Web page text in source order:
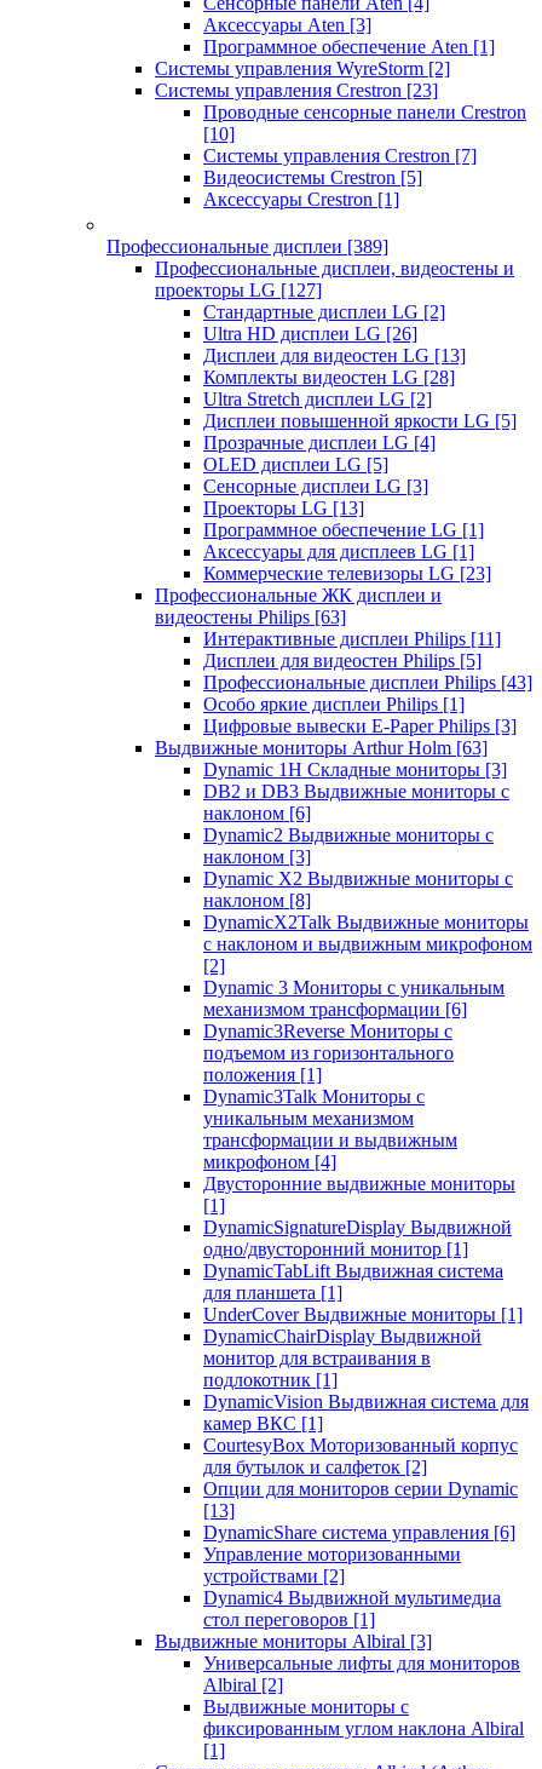
Аксессуары Aten [3]
Программное обеспечение Aten [1]
Системы управления WyreStorm [2]
Системы управления Crestron [23]
Проводные сенсорные панели Crestron
[10]
Системы управления Crestron [7]
Видеосистемы Crestron [5]
Аксессуары Crestron [1]
Профессиональные дисплеи [389]
Профессиональные дисплеи, видеостены и
проекторы LG [127]
Стандартные дисплеи LG [2]
Ultra HD дисплеи LG [26]
Дисплеи для видеостен LG [13]
Комплекты видеостен LG [28]
Ultra Stretch дисплеи LG [2]
Дисплеи повышенной яркости LG [5]
Прозрачные дисплеи LG [4]
OLED дисплеи LG [5]
Сенсорные дисплеи LG [3]
Проекторы LG [13]
Программное обеспечение LG [1]
Аксессуары для дисплеев LG [1]
Коммерческие телевизоры LG [23]
Профессиональные ЖК дисплеи и
видеостены Philips [63]
Интерактивные дисплеи Philips [11]
Дисплеи для видеостен Philips [5]
Профессиональные дисплеи Philips [43]
Особо яркие дисплеи Philips [1]
Цифровые вывески E-Paper Philips [3]
Выдвижные мониторы Arthur Holm [63]
Dynamic 1Н Складные мониторы [3]
DB2 и DB3 Выдвижные мониторы с
наклоном [6]
Dynamic2 Выдвижные мониторы с
наклоном [3]
Dynamic X2 Выдвижные мониторы с
наклоном [8]
DynamicX2Talk Выдвижные мониторы
с наклоном и выдвижным микрофоном
[2]
Dynamic 3 Мониторы с уникальным
механизмом трансформации [6]
Dynamic3Reverse Мониторы с
подъемом из горизонтального
положения [1]
Dynamic3Talk Мониторы с
уникальным механизмом
трансформации и выдвижным
микрофоном [4]
Двусторонние выдвижные мониторы
[1]
DynamicSignatureDisplay Выдвижной
одно/двусторонний монитор [1]
DynamicTabLift Выдвижная система
для планшета [1]
UnderCover Выдвижные мониторы [1]
DynamicChairDisplay Выдвижной
монитор для встраивания в
подлокотник [1]
DynamicVision Выдвижная система для
камер ВКС [1]
CourtesyBox Моторизованный корпус
для бутылок и салфеток [2]
Опции для мониторов серии Dynamic
[13]
DynamicShare система управления [6]
Управление моторизованными
устройствами [2]
Dynamic4 Выдвижной мультимедиа
стол переговоров [1]
Выдвижные мониторы Albiral [3]
Универсальные лифты для мониторов
Albiral [2]
Выдвижные мониторы с
фиксированным углом наклона Albiral
[1]